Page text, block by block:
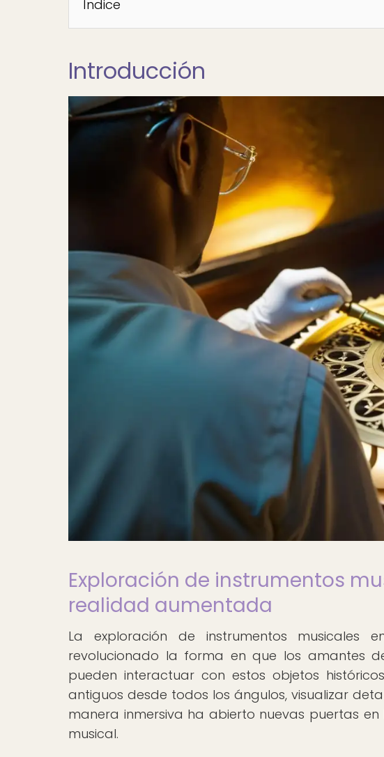
Índice
Introducción
Exploración de instrumentos
realidad aumentada
La exploración de instrumentos musicales
revolucionado la forma en que los amantes
pueden interactuar con estos objetos
antiguos desde todos los ángulos, visualizar
manera inmersiva ha abierto nuevas puertas
musical.